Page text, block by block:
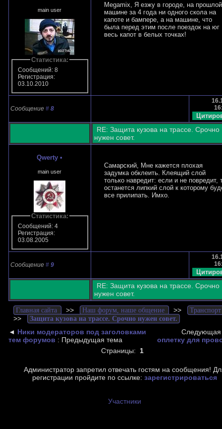
main user
Статистика:
Сообщений: 8
Регистрация:
03.10.2010
Megamix, Я езжу в городе, на прошлой
машине за 4 года ни одного скола на
капоте и бампере, а на машине, что
была перед этим после поездок на юг
весь капот в белых точках!
Сообщение # 8
RE: Защита кузова на трассе. Срочно
нужен совет.
Qwerty •
main user
Статистика:
Сообщений: 4
Регистрация:
03.08.2005
Самарский, Мне кажется плохая
задумка обклеить. Клеящий слой
только навредит: если и не повредит,
останется липкий слой к которому
все прилипать. Имхо.
Сообщение # 9
RE: Защита кузова на трассе. Срочно
нужен совет.
Главная сайта >> Наш форум, наше общение >> Транспорт
>> Защита кузова на трассе. Срочно нужен совет.
◄ Ники модераторов под заголовками
тем форумов : Предыдущая тема
Следующая
оплетку для
Страницы: 1
Администратор запретил отвечать гостям на сообщения!
регистрации пройдите по ссылке: зарегистрироваться
Участники